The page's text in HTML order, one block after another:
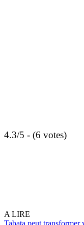
4.3/5 - (6 votes)
A LIRE